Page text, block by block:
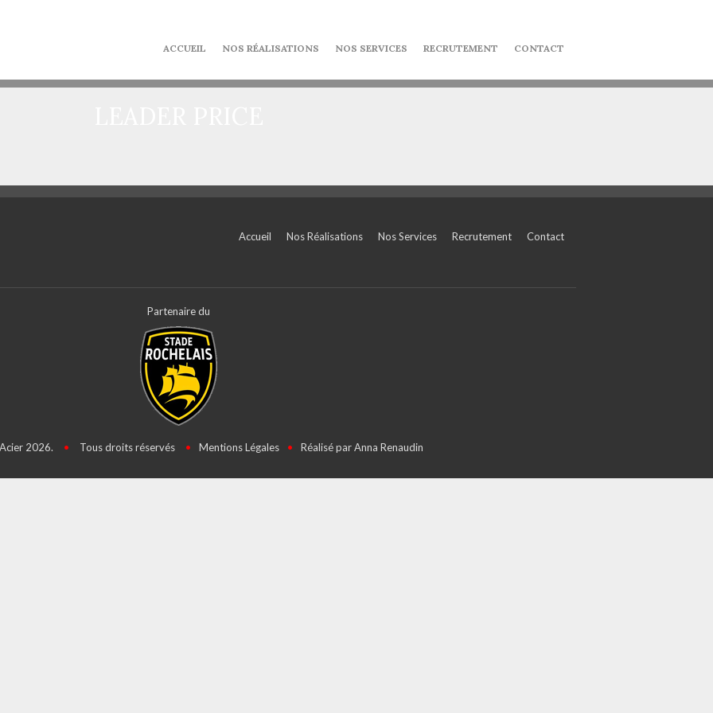
ACCUEIL NOS RÉALISATIONS NOS SERVICES RECRUTEMENT CONTACT
Accueil Nos Réalisations Nos Services Recrutement Contact
Partenaire du
2026. • Tous droits réservés • Mentions Légales • Réalisé par Anna Renaudin